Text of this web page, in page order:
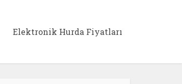
Elektronik Hurda Fiyatları